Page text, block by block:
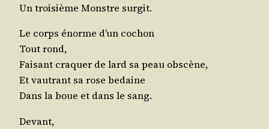
Un troi­sième Monstre surgit.
Le corps énorme d’un cochon
Tout rond,
Fai­sant cra­quer de lard sa peau obscène,
Et vau­trant sa rose bedaine
Dans la boue et dans le sang.
Devant,